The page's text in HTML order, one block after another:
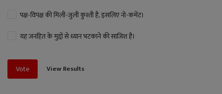
पक्ष-विपक्ष की मिली-जुली कुश्ती है, इसलिए नो-कमेंट।
यह जनहित के मुद्दों से ध्यान भटकाने की साजिश है।
Vote View Results